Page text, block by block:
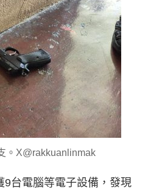
。X@rakkuanlinmak
9台電腦等電子設備，發現